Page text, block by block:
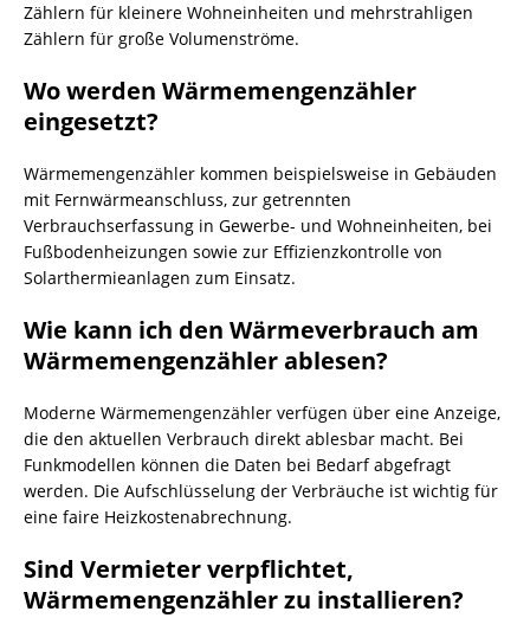
Zählern für kleinere Wohneinheiten und mehrstrahligen
Zählern für große Volumenströme.
Wo werden Wärmemengenzähler
eingesetzt?
Wärmemengenzähler kommen beispielsweise in Gebäuden
mit Fernwärmeanschluss, zur getrennten
Verbrauchserfassung in Gewerbe- und Wohneinheiten, bei
Fußbodenheizungen sowie zur Effizienzkontrolle von
Solarthermieanlagen zum Einsatz.
Wie kann ich den Wärmeverbrauch am
Wärmemengenzähler ablesen?
Moderne Wärmemengenzähler verfügen über eine Anzeige,
die den aktuellen Verbrauch direkt ablesbar macht. Bei
Funkmodellen können die Daten bei Bedarf abgefragt
werden. Die Aufschlüsselung der Verbräuche ist wichtig für
eine faire Heizkostenabrechnung.
Sind Vermieter verpflichtet,
Wärmemengenzähler zu installieren?